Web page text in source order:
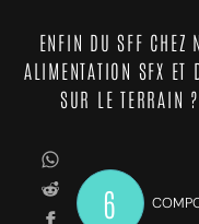
ENFIN DU SFF
ALIMENTATION SFX
SUR LE TERRAIN
6